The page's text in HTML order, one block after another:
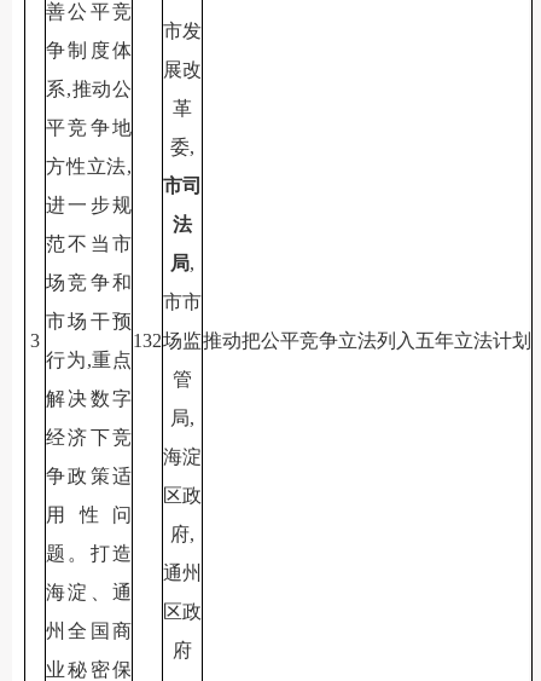
3
善公平竞
争制度体
系,推动公
平竞争地
方性立法,
进一步规
范不当市
场竞争和
市场干预
行为,重点
解决数字
经济下竞
争政策适
用性问
题。打造
海淀、通
州全国商
业秘密保
132
市发
展改
革
委,
市司
法
局,
市市
场监
管
局,
海淀
区政
府,
通州
区政
府
推动把公平竞争立法列入五年立法计划